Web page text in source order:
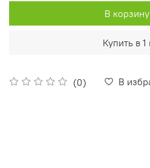
(0) В
В корзину
Купить в 1